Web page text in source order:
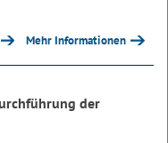
Mehr Informationen
der